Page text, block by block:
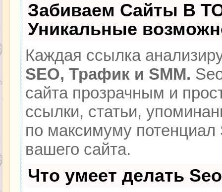
Забиваем Сайты В
Уникальные
Каждая ссылка
SEO, Трафик и SMM.
сайта прозрачным и
ссылки, статьи,
по максимуму
вашего сайта.
Что умеет делать